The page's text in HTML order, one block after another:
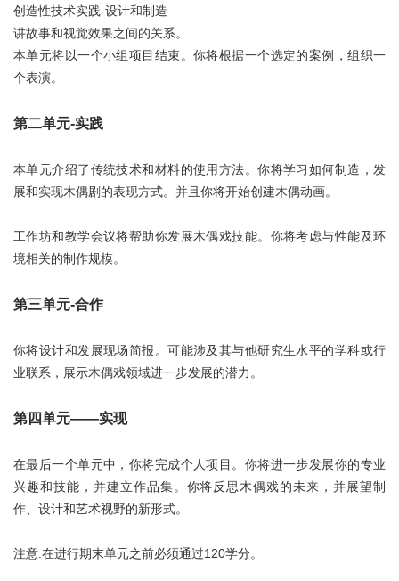
创造性技术实践-设计和制造
讲故事和视觉效果之间的关系。
本单元将以一个小组项目结束。你将根据一个选定的案例，组织一
个表演。
第二单元-实践
本单元介绍了传统技术和材料的使用方法。你将学习如何制造，发
展和实现木偶剧的表现方式。并且你将开始创建木偶动画。
工作坊和教学会议将帮助你发展木偶戏技能。你将考虑与性能及环
境相关的制作规模。
第三单元-合作
你将设计和发展现场简报。可能涉及其与他研究生水平的学科或行
业联系，展示木偶戏领域进一步发展的潜力。
第四单元——实现
在最后一个单元中，你将完成个人项目。你将进一步发展你的专业
兴趣和技能，并建立作品集。你将反思木偶戏的未来，并展望制
作、设计和艺术视野的新形式。
注意:在进行期末单元之前必须通过120学分。